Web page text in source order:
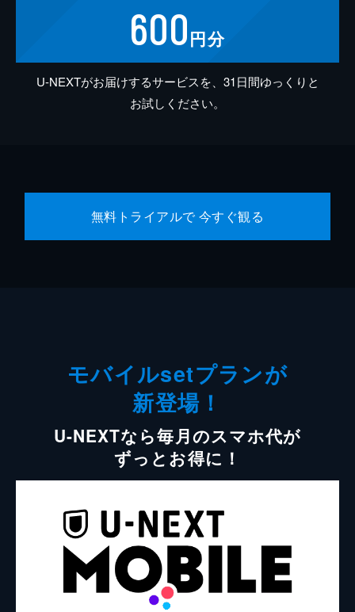
600円分
U-NEXTがお届けするサービスを、31日間ゆっくりと
お試しください。
無料トライアルで 今すぐ観る
モバイルsetプランが
新登場！
U-NEXTなら毎月のスマホ代が
ずっとお得に！